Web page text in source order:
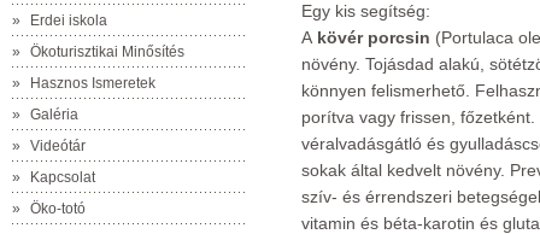
»
Erdei iskola
»
Ökoturisztikai Minősítés
»
Hasznos Ismeretek
»
Galéria
»
Videótár
»
Kapcsolat
»
Öko-totó
Egy kis segítség:
A kövér porcsin (Portulaca
növény. Tojásdad alakú,
könnyen felismerhető.
porítva vagy frissen,
véralvadásgátló és
sokak által kedvelt növény.
szív- és érrendszeri
vitamin és béta-karotin és